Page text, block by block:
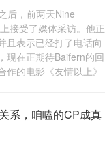
后，前两天Nine
接受了媒体采访。他正
且表示已经打了电话向
现在正期待Baifern的回
作的电影《友情以上》
系，咱嗑的CP成真